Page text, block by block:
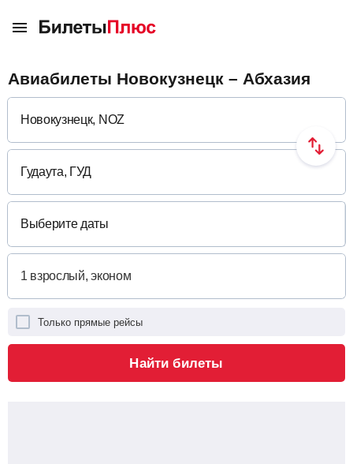
Авиабилеты Новокузнецк – Абхазия
Выберите даты
Только прямые рейсы
Найти билеты